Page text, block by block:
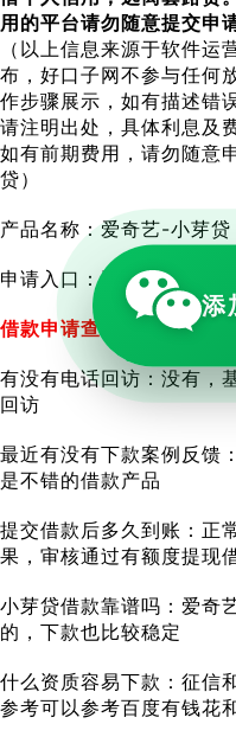
用的平台请勿随意提交申请
（以上信息来源于软件
布，好口子网不参与任何
作步骤展示，如有描述错
请注明出处，具体利息及
如有前期费用，请勿随意
贷）
产品名称：爱奇艺-小芽贷
申请入口：手机下载爱奇
借款申请查征信吗：是，
有没有电话回访：没有，
回访
最近有没有下款案例反馈
是不错的借款产品
提交借款后多久到账：正
果，审核通过有额度提现
小芽贷借款靠谱吗：爱奇
的，下款也比较稳定
什么资质容易下款：征信
参考可以参考百度有钱花
添